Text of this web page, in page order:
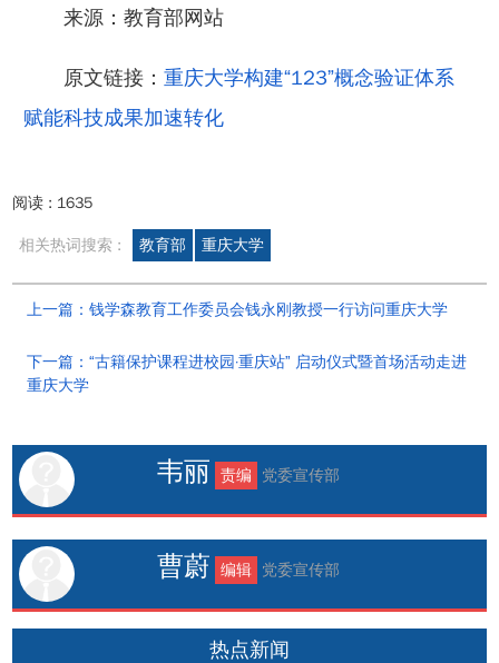
来源：教育部网站
原文链接：重庆大学构建“123”概念验证体系
赋能科技成果加速转化
阅读 : 1635
相关热词搜索 : 教育部 重庆大学
上一篇：钱学森教育工作委员会钱永刚教授一行访问重庆大学
下一篇：“古籍保护课程进校园·重庆站” 启动仪式暨首场活动走进
重庆大学
韦丽 责编 党委宣传部
曹蔚 编辑 党委宣传部
热点新闻